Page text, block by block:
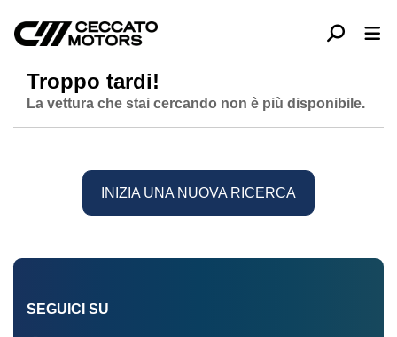
Troppo tardi!
La vettura che stai cercando non è più disponibile.
INIZIA UNA NUOVA RICERCA
SEGUICI SU